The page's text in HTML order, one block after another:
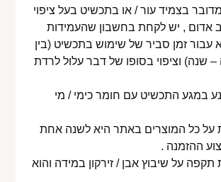
בצמיד עור / או בתכשיט בעל ציפוי
אדום , יש לקחת בחשבון שהעמידות
עבור זמן סביר של שימוש בתכשיט (בין
שנה) וציפוי בסופו של דבר עלול לרדת
במגע התכשיט עם חומר כימי / מי
על כל המוצרים באתר היא לשנה אחת
ההזמנה .
תקפה על שיבוץ אבן / זירקון במידה והוא